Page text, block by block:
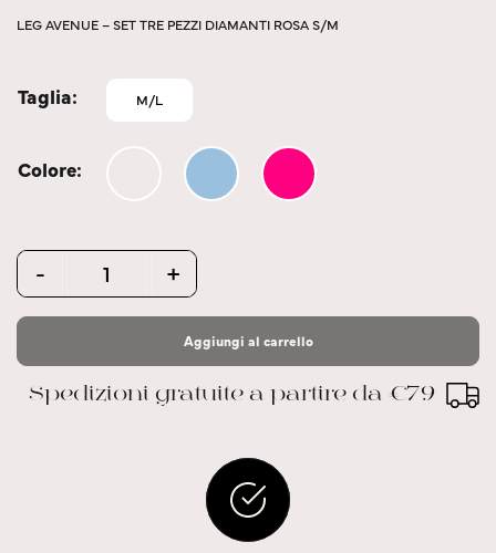
LEG AVENUE – SET TRE PEZZI DIAMANTI ROSA S/M
Taglia M/L
Colore
Quantity
- +
Aggiungi al carrello
Spedizioni gratuite a partire da €79